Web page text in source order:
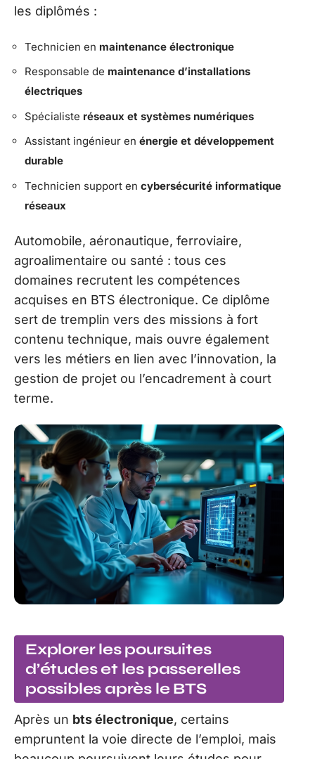
les diplômés :
Technicien en maintenance électronique
Responsable de maintenance d’installations
électriques
Spécialiste réseaux et systèmes numériques
Assistant ingénieur en énergie et développement
durable
Technicien support en cybersécurité informatique
réseaux
Automobile, aéronautique, ferroviaire,
agroalimentaire ou santé : tous ces
domaines recrutent les compétences
acquises en BTS électronique. Ce diplôme
sert de tremplin vers des missions à fort
contenu technique, mais ouvre également
vers les métiers en lien avec l’innovation, la
gestion de projet ou l’encadrement à court
terme.
Explorer les poursuites
d’études et les passerelles
possibles après le BTS
Après un bts électronique, certains
empruntent la voie directe de l’emploi, mais